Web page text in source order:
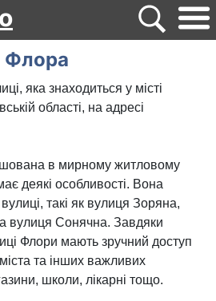
Флора
яка знаходиться у місті
області, на адресі
в мирному житловому
деякі особливості. Вона
такі як вулиця Зоряна,
вулиця Сонячна. Завдяки
Флори мають зручний доступ
та інших важливих
школи, лікарні тощо.